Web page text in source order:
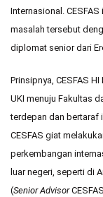
Internasional.
masalah tersebut
diplomat senior dari
Prinsipnya, CESFAS
UKI menuju Fakultas
terdepan dan bertaraf
CESFAS giat
perkembangan
luar negeri, seperti di
(Senior Advisor